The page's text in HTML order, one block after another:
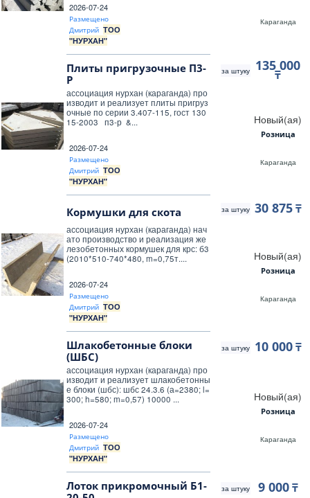
Караганда
2026-07-24
Размещено
Дмитрий ТОО
"НУРХАН"
Плиты пригрузочные П3-
Р
за штуку 135 000
₸
ассоциация нурхан (караганда) про
изводит и реализует плиты пригруз
очные по серии 3.407-115, гост 130
15-2003 п3-р &...
Новый(ая)
Розница
Караганда
2026-07-24
Размещено
Дмитрий ТОО
"НУРХАН"
Кормушки для скота за штуку 30 875₸
ассоциация нурхан (караганда) нач
ато производство и реализация же
лезобетонных кормушек для крс: б3
(2010*510-740*480, m=0,75т....
Новый(ая)
Розница
Караганда
2026-07-24
Размещено
Дмитрий ТОО
"НУРХАН"
Шлакобетонные блоки
(ШБС)
за штуку 10 000₸
ассоциация нурхан (караганда) про
изводит и реализует шлакобетонны
е блоки (шбс): шбс 24.3.6 (а=2380; l=
300; h=580; m=0,57) 10000 ...
Новый(ая)
Розница
Караганда
2026-07-24
Размещено
Дмитрий ТОО
"НУРХАН"
Лоток прикромочный Б1-
за штуку 9 000₸